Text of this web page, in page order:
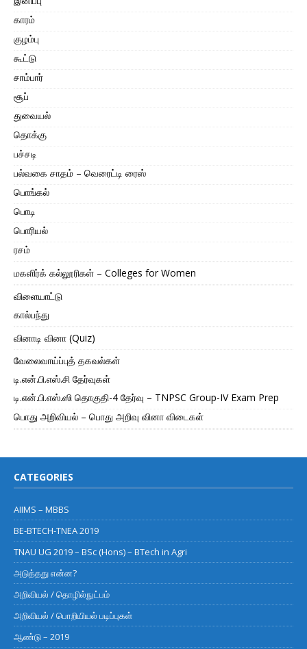
காரம்
குழம்பு
கூட்டு
சாம்பார்
சூப்
துவையல்
தொக்கு
பச்சடி
பல்வகை சாதம் – வெரைட்டி ரைஸ்
பொங்கல்
பொடி
பொரியல்
ரசம்
மகளிர்க் கல்லூரிகள் – Colleges for Women
விளையாட்டு
கால்பந்து
வினாடி வினா (Quiz)
வேலைவாய்ப்புத் தகவல்கள்
டி.என்.பி.எஸ்.சி தேர்வுகள்
டி.என்.பி.எஸ்.ஸி தொகுதி-4 தேர்வு – TNPSC Group-IV Exam Prep
பொது அறிவியல் – பொது அறிவு வினா விடைகள்
CATEGORIES
AIIMS – MBBS
BE-BTECH-TNEA 2019
TNAU UG 2019 – BSc (Hons) – BTech in Agri
அடுத்தது என்ன?
அறிவியல் / தொழில்நுட்பம்
அறிவியல் / பொறியியல் படிப்புகள்
ஆண்டு – 2019